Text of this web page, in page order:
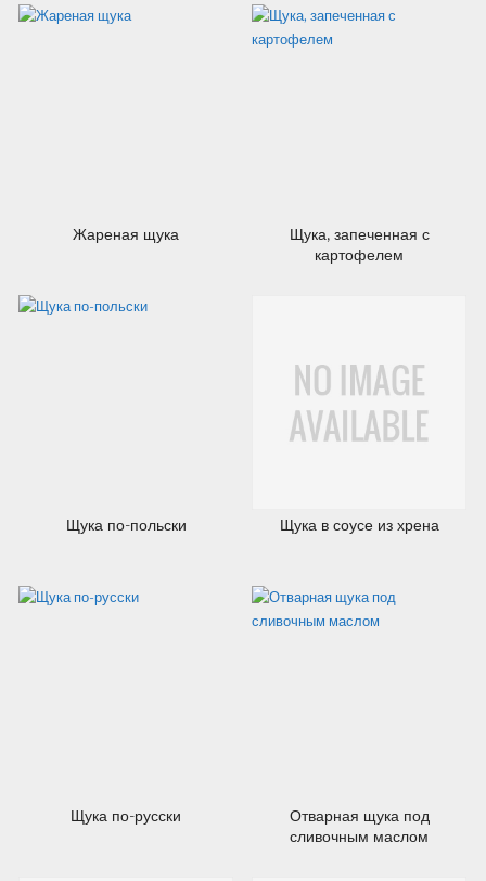
Жареная щука
Щука, запеченная с
картофелем
Щука по-польски Щука в соусе из хрена
Щука по-русски
Отварная щука под
сливочным маслом